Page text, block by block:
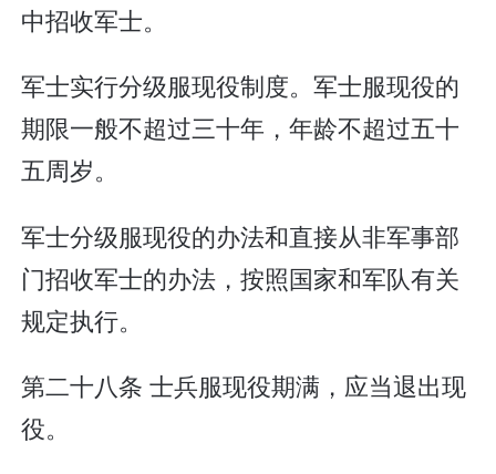
中招收军士。
军士实行分级服现役制度。军士服现役的
期限一般不超过三十年，年龄不超过五十
五周岁。
军士分级服现役的办法和直接从非军事部
门招收军士的办法，按照国家和军队有关
规定执行。
第二十八条 士兵服现役期满，应当退出现
役。